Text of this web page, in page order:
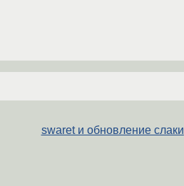
swaret и обновление слаки